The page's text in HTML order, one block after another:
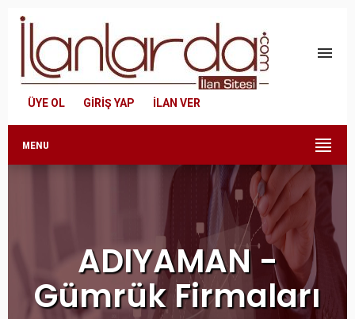
menu
ÜYE OL GİRİŞ YAP İLAN VER
MENU
ADIYAMAN -
Gümrük Firmaları